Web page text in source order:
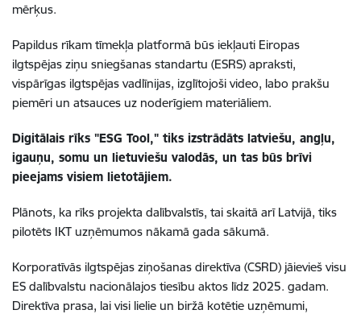
mērķus.
Papildus rīkam tīmekļa platformā būs iekļauti Eiropas
ilgtspējas ziņu sniegšanas standartu (ESRS) apraksti,
vispārīgas ilgtspējas vadlīnijas, izglītojoši video, labo prakšu
piemēri un atsauces uz noderīgiem materiāliem.
Digitālais rīks "ESG Tool," tiks izstrādāts latviešu, angļu,
igauņu, somu un lietuviešu valodās, un tas būs brīvi
pieejams visiem lietotājiem.
Plānots, ka rīks projekta dalībvalstīs, tai skaitā arī Latvijā, tiks
pilotēts IKT uzņēmumos nākamā gada sākumā.
Korporatīvās ilgtspējas ziņošanas direktīva (CSRD) jāievieš visu
ES dalībvalstu nacionālajos tiesību aktos līdz 2025. gadam.
Direktīva prasa, lai visi lielie un biržā kotētie uzņēmumi,